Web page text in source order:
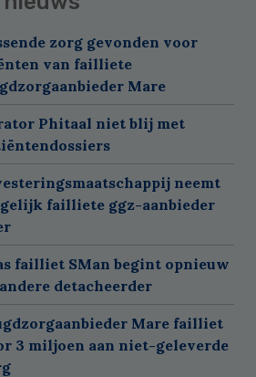
zorg gevonden voor
van failliete
Mare
Phitaal niet blij met
neemt
failliete ggz-aanbieder
failliet SMan begint opnieuw
detacheerder
Mare failliet
3 miljoen aan niet-geleverde